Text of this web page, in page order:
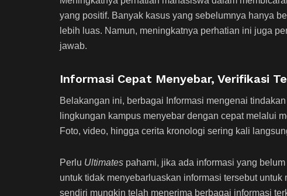
yang positif. Banyak kasus yang sebelumnya hanya
lebih luas. Namun, meningkatnya perhatian ini juga
jawab.
Informasi Cepat Menyebar, Verifikasi
Belakangan ini, berbagai Informasi mengenai
lingkungan kampus menyebar dengan cepat melalui
Foto, video, hingga cerita kronologi sering kali
Perlu Ultimates pahami, jika ada informasi yang
untuk tidak menyebarluaskan informasi tersebut
sendiri mungkin telah menerima berbagai informasi